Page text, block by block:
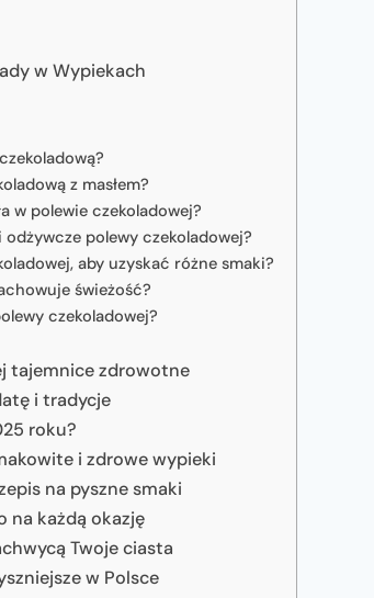
w Wypiekach
z masłem?
w polewie czekoladowej?
polewy czekoladowej?
aby uzyskać różne smaki?
świeżość?
czekoladowej?
tajemnice zdrowotne
i tradycje
roku?
i zdrowe wypieki
na pyszne smaki
na każdą okazję
Twoje ciasta
w Polsce